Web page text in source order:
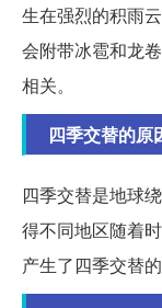
生在强烈的积雨
会附带冰雹和龙
相关。
四季交替的原
四季交替是地球
得不同地区随着
产生了四季交替的